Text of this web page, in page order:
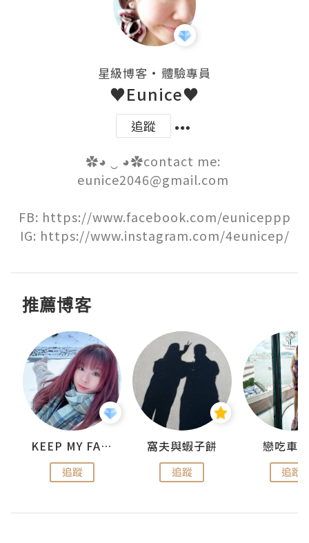
星級博客 ・ 體驗專員
♥Eunice♥
追蹤
✿◕ ‿ ◕✿contact me:
eunice2046@gmail.com
FB: https://www.facebook.com/euniceppp
IG: https://www.instagram.com/4eunicep/
推薦博客
KEEP MY FAITH
追蹤
窩夫與蝦子餅
追蹤
戀吃車
追蹤